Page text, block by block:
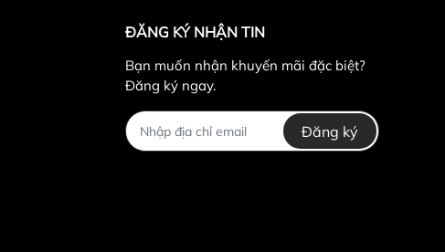
ĐĂNG KÝ NHẬN TIN
Bạn muốn nhận khuyến mãi đặc biệt?
Đăng ký ngay.
Đăng ký